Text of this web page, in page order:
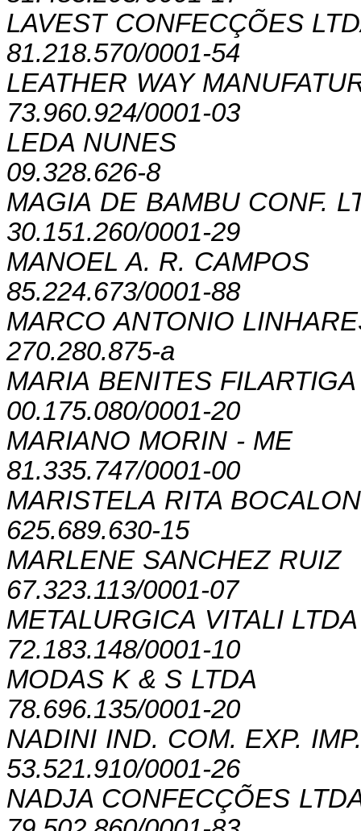
LAVEST CONFECÇÕES
81.218.570/0001-54
LEATHER WAY
73.960.924/0001-03
LEDA NUNES
09.328.626-8
MAGIA DE BAMBU CONF.
30.151.260/0001-29
MANOEL A. R. CAMPOS
85.224.673/0001-88
MARCO ANTONIO
270.280.875-a
MARIA BENITES
00.175.080/0001-20
MARIANO MORIN - ME
81.335.747/0001-00
MARISTELA RITA BOCALON
625.689.630-15
MARLENE SANCHEZ RUIZ
67.323.113/0001-07
METALURGICA VITALI LTDA
72.183.148/0001-10
MODAS K & S LTDA
78.696.135/0001-20
NADINI IND. COM. EXP.
53.521.910/0001-26
NADJA CONFECÇÕES